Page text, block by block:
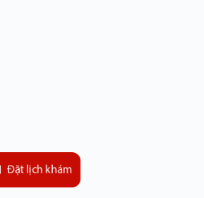
Đặt lịch khám